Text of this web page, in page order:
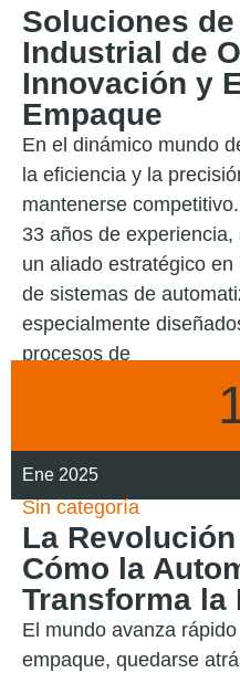
Soluciones
Industrial de
Innovación y
Empaque
En el dinámico mundo
la eficiencia y la
mantenerse
33 años de
un aliado estratégico
de sistemas de
especialmente
procesos de
Ene 2025
Sin categoría
La
Cómo la
Transforma la
El mundo avanza
empaque, quedarse